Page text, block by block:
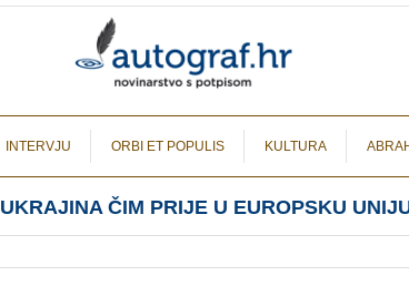
INTERVJU ORBI ET POPULIS KULTURA
UKRAJINA ČIM PRIJE U EUROPSKU